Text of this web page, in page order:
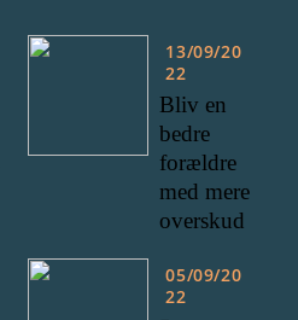
13/09/20
22
Bliv en
bedre
forældre
med mere
overskud
05/09/20
22